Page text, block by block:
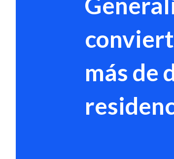
más de